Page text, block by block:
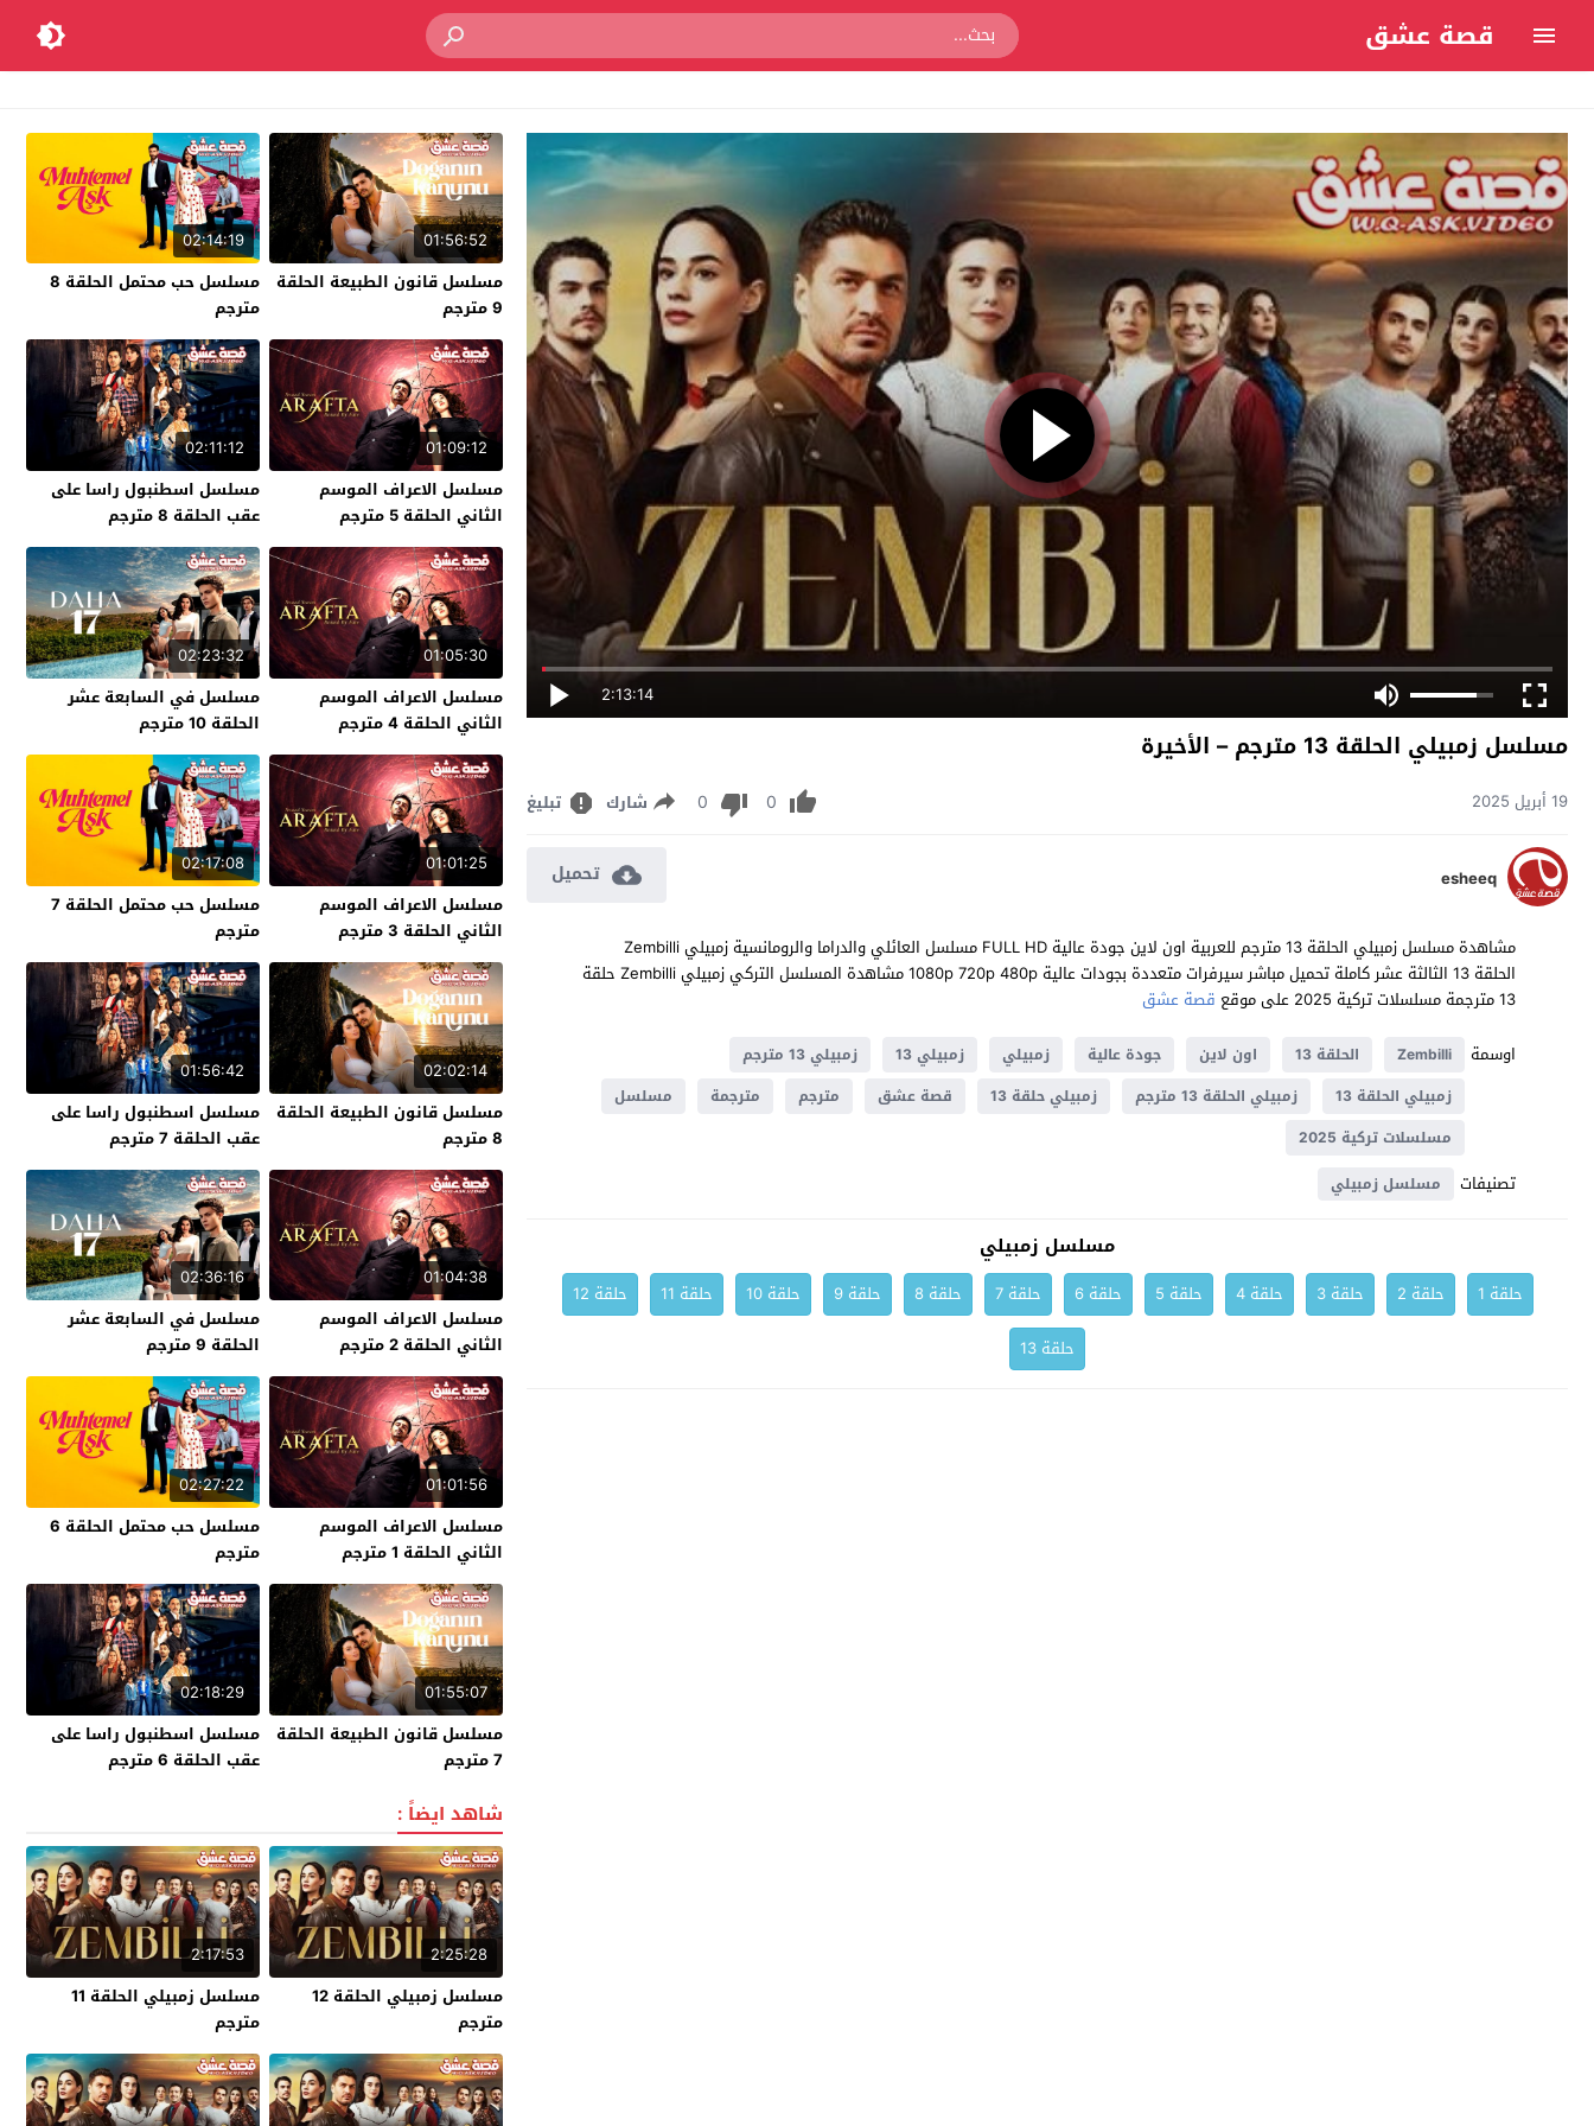
قصة عشق
2:13:14
مسلسل زمبيلي الحلقة 13 مترجم – الأخيرة
19 أبريل 2025 0
0 شارك تبليغ
esheeq تحميل
مشاهدة مسلسل زمبيلي الحلقة 13 مترجم للعربية اون لاين جودة عالية FULL HD مسلسل العائلي والدراما والرومانسية زمبيلي Zembilli
الحلقة 13 الثالثة عشر كاملة تحميل مباشر سيرفرات متعددة بجودات عالية 1080p 720p 480p مشاهدة المسلسل التركي زمبيلي Zembilli حلقة
13 مترجمة مسلسلات تركية 2025 على موقع
قصة عشق
اوسمة
Zembilli الحلقة 13 اون لاين جودة عالية زمبيلي زمبيلي 13
زمبيلي 13 مترجم
زمبيلي الحلقة 13
زمبيلي الحلقة 13 مترجم زمبيلي حلقة 13 قصة عشق مترجم مترجمة
مسلسل
مسلسلات تركية 2025
تصنيفات مسلسل زمبيلي
مسلسل زمبيلي
حلقة 1 حلقة 2 حلقة 3 حلقة 4 حلقة 5 حلقة 6 حلقة 7 حلقة 8 حلقة 9 حلقة 10 حلقة 11
حلقة 12
حلقة 13
01:56:52
مسلسل قانون الطبيعة الحلقة
9 مترجم
02:14:19
مسلسل حب محتمل الحلقة 8
مترجم
01:09:12
مسلسل الاعراف الموسم
الثاني الحلقة 5 مترجم
02:11:12
مسلسل اسطنبول راسا على
عقب الحلقة 8 مترجم
01:05:30
مسلسل الاعراف الموسم
الثاني الحلقة 4 مترجم
02:23:32
مسلسل في السابعة عشر
الحلقة 10 مترجم
01:01:25
مسلسل الاعراف الموسم
الثاني الحلقة 3 مترجم
02:17:08
مسلسل حب محتمل الحلقة 7
مترجم
02:02:14
مسلسل قانون الطبيعة الحلقة
8 مترجم
01:56:42
مسلسل اسطنبول راسا على
عقب الحلقة 7 مترجم
01:04:38
مسلسل الاعراف الموسم
الثاني الحلقة 2 مترجم
02:36:16
مسلسل في السابعة عشر
الحلقة 9 مترجم
01:01:56
مسلسل الاعراف الموسم
الثاني الحلقة 1 مترجم
02:27:22
مسلسل حب محتمل الحلقة 6
مترجم
01:55:07
مسلسل قانون الطبيعة الحلقة
7 مترجم
02:18:29
مسلسل اسطنبول راسا على
عقب الحلقة 6 مترجم
شاهد ايضاً :
2:25:28
مسلسل زمبيلي الحلقة 12
مترجم
2:17:53
مسلسل زمبيلي الحلقة 11
مترجم